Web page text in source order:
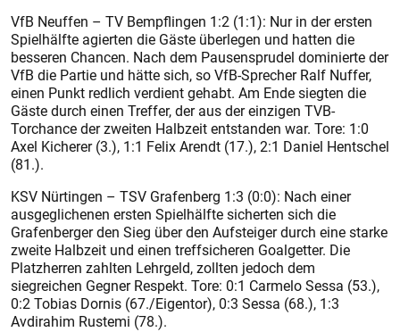
VfB Neuffen – TV Bempflingen 1:2 (1:1): Nur in der ersten
Spielhälfte agierten die Gäste überlegen und hatten die
besseren Chancen. Nach dem Pausensprudel dominierte der
VfB die Partie und hätte sich, so VfB-Sprecher Ralf Nuffer,
einen Punkt redlich verdient gehabt. Am Ende siegten die
Gäste durch einen Treffer, der aus der einzigen TVB-
Torchance der zweiten Halbzeit entstanden war. Tore: 1:0
Axel Kicherer (3.), 1:1 Felix Arendt (17.), 2:1 Daniel Hentschel
(81.).
KSV Nürtingen – TSV Grafenberg 1:3 (0:0): Nach einer
ausgeglichenen ersten Spielhälfte sicherten sich die
Grafenberger den Sieg über den Aufsteiger durch eine starke
zweite Halbzeit und einen treffsicheren Goalgetter. Die
Platzherren zahlten Lehrgeld, zollten jedoch dem
siegreichen Gegner Respekt. Tore: 0:1 Carmelo Sessa (53.),
0:2 Tobias Dornis (67./Eigentor), 0:3 Sessa (68.), 1:3
Avdirahim Rustemi (78.).